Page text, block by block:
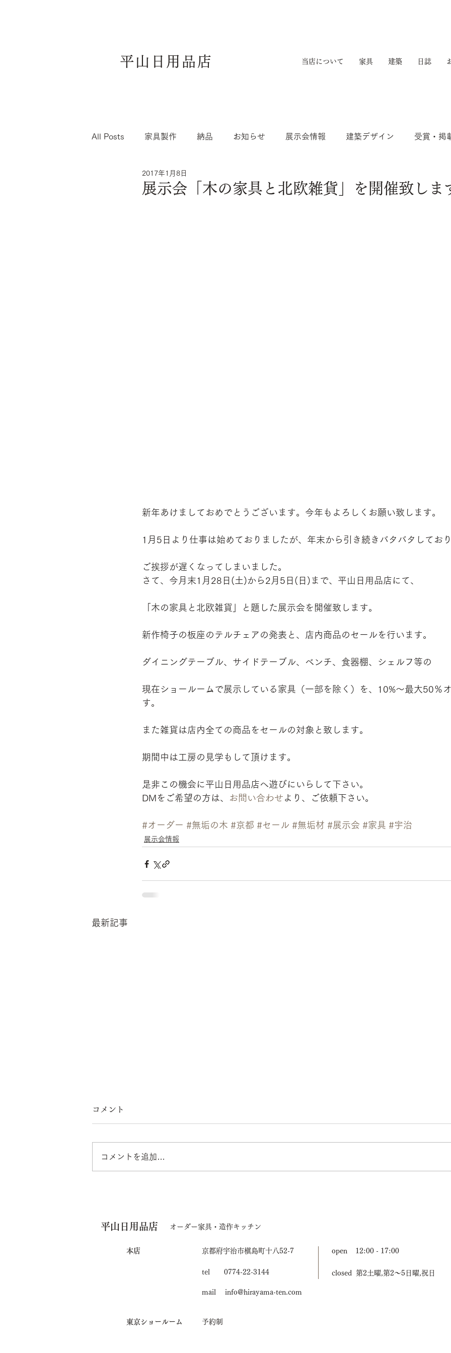
平山日用品店 当店について 家具 建築 日誌
All Posts 家具製作 納品 お知らせ 展示会情報 建築デザイン 受賞・掲
展示会「木の家具と北欧雑貨」を開催致しま
2017年1月8日
新年あけましておめでとうございます。今年もよろしくお願い致します。
1月5日より仕事は始めておりましたが、年末から引き続きバタバタしており
ご挨拶が遅くなってしまいました。
さて、今月末1月28日(土)から2月5日(日)まで、平山日用品店にて、
「木の家具と北欧雑貨」と題した展示会を開催致します。
新作椅子の板座のテルチェアの発表と、店内商品のセールを行います。
ダイニングテーブル、サイドテーブル、ベンチ、食器棚、シェルフ等の
現在ショールームで展示している家具（一部を除く）を、10%〜最大50％
す。
また雑貨は店内全ての商品をセールの対象と致します。
期間中は工房の見学もして頂けます。
是非この機会に平山日用品店へ遊びにいらして下さい。
DMをご希望の方は、
お問い合わせ より、ご依頼下さい。
#オーダー #無垢の木 #京都 #セール #無垢材 #展示会 #家具 #宇治
展示会情報
最新記事
展示されます
コメント
コメントを追加…
平山日用品店
本店
オーダー家具・造作キッチン
京都府宇治市槇島町十八52-7
tel 0774-22-3144
open 12:00 - 17:00
closed 第2土曜,第2〜5日曜,祝日
mail info@hirayama-ten.com
東京ショールーム 予約制